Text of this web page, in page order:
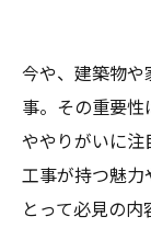
今や、建築物
事。その重要
ややりがいに注
工事が持つ魅
とって必見の